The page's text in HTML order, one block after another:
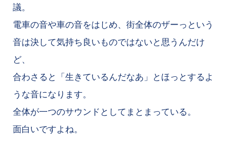
議。
電車の音や車の音をはじめ、街全体のザーっという
音は決して気持ち良いものではないと思うんだけ
ど、
合わさると「生きているんだなあ」とほっとするよ
うな音になります。
全体が一つのサウンドとしてまとまっている。
面白いですよね。